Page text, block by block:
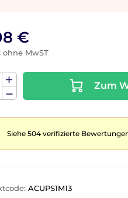
€
ohne MwST
Zum
Siehe 504 verifizierte
ACUPS1M13